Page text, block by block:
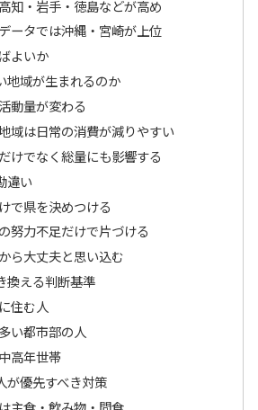
知・岩手・徳島などが高め
ータでは沖縄・宮崎が上位
よいか
地域が生まれるのか
動量が変わる
域は日常の消費が減りやすい
けでなく総量にも影響する
違い
で県を決めつける
努力不足だけで片づける
ら大丈夫と思い込む
換える判断基準
住む人
い都市部の人
高年世帯
が優先すべき対策